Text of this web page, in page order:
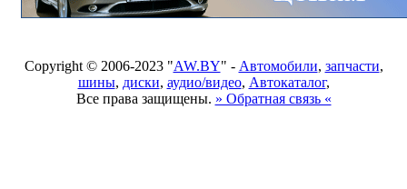
Copyright © 2006-2023 "AW.BY" - Автомобили, запчасти,
шины, диски, аудио/видео, Автокаталог,
Все права защищены. » Обратная связь «